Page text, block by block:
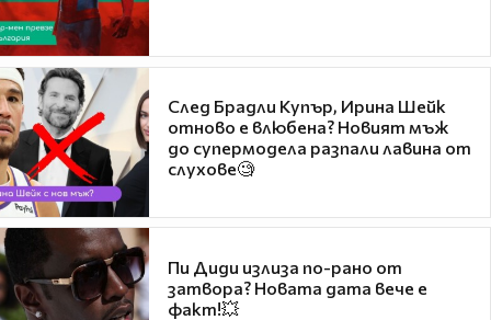
След Брадли Купър, Ирина Шейк
отново е влюбена? Новият мъж
до супермодела разпали лавина от
слухове🧐
Пи Диди излиза по-рано от
затвора? Новата дата вече е
факт!💥